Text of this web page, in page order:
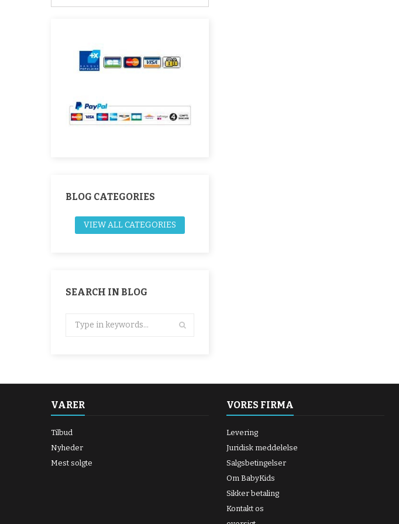
BLOG CATEGORIES
VIEW ALL CATEGORIES
SEARCH IN BLOG
VARER
Tilbud
Nyheder
Mest solgte
VORES FIRMA
Levering
Juridisk meddelelse
Salgsbetingelser
Om BabyKids
Sikker betaling
Kontakt os